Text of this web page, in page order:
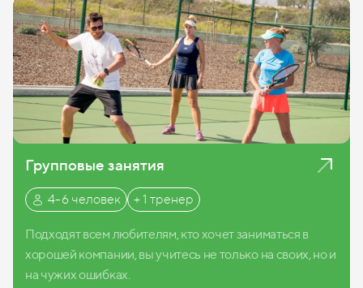
Групповые занятия
4-6 человек + 1 тренер
Подходят всем любителям, кто хочет заниматься в
хорошей компании, вы учитесь не только на своих, но и
на чужих ошибках.